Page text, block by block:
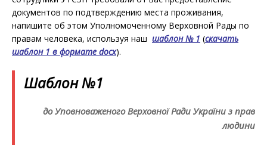
документов по подтверждению места проживания,
напишите об этом Уполномоченному Верховной Рады по
правам человека, используя наш шаблон № 1 (скачать
шаблон 1 в формате docx).
Шаблон №1
до Уповноваженого Верховної Ради України з прав
людини